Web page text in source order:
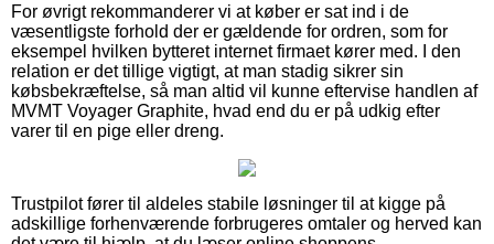
For øvrigt rekommanderer vi at køber er sat ind i de
væsentligste forhold der er gældende for ordren, som for
eksempel hvilken bytteret internet firmaet kører med. I den
relation er det tillige vigtigt, at man stadig sikrer sin
købsbekræftelse, så man altid vil kunne eftervise handlen af
MVMT Voyager Graphite, hvad end du er på udkig efter
varer til en pige eller dreng.
Trustpilot fører til aldeles stabile løsninger til at kigge på
adskillige forhenværende forbrugeres omtaler og herved kan